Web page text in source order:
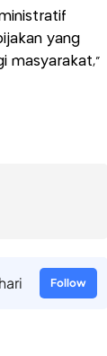
yang
masyarakat,”
Follow